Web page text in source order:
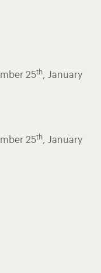
25th, January
25th, January